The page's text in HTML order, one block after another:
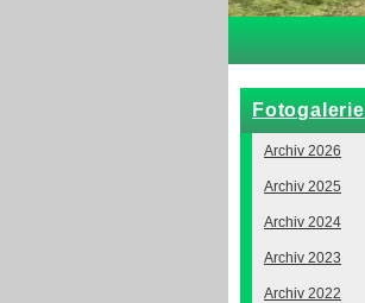
Fotogalerie
Archiv 2026
Archiv 2025
Archiv 2024
Archiv 2023
Archiv 2022